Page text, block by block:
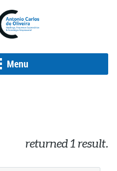
Menu
returned 1 result.